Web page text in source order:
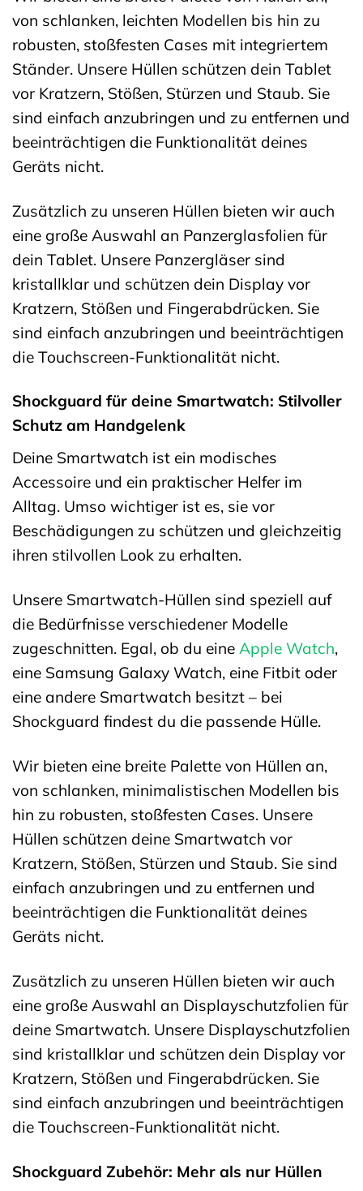
von schlanken, leichten Modellen bis hin zu
robusten, stoßfesten Cases mit integriertem
Ständer. Unsere Hüllen schützen dein Tablet
vor Kratzern, Stößen, Stürzen und Staub. Sie
sind einfach anzubringen und zu entfernen und
beeinträchtigen die Funktionalität deines
Geräts nicht.
Zusätzlich zu unseren Hüllen bieten wir auch
eine große Auswahl an Panzerglasfolien für
dein Tablet. Unsere Panzergläser sind
kristallklar und schützen dein Display vor
Kratzern, Stößen und Fingerabdrücken. Sie
sind einfach anzubringen und beeinträchtigen
die Touchscreen-Funktionalität nicht.
Shockguard für deine Smartwatch: Stilvoller
Schutz am Handgelenk
Deine Smartwatch ist ein modisches
Accessoire und ein praktischer Helfer im
Alltag. Umso wichtiger ist es, sie vor
Beschädigungen zu schützen und gleichzeitig
ihren stilvollen Look zu erhalten.
Unsere Smartwatch-Hüllen sind speziell auf
die Bedürfnisse verschiedener Modelle
zugeschnitten. Egal, ob du eine Apple Watch,
eine Samsung Galaxy Watch, eine Fitbit oder
eine andere Smartwatch besitzt – bei
Shockguard findest du die passende Hülle.
Wir bieten eine breite Palette von Hüllen an,
von schlanken, minimalistischen Modellen bis
hin zu robusten, stoßfesten Cases. Unsere
Hüllen schützen deine Smartwatch vor
Kratzern, Stößen, Stürzen und Staub. Sie sind
einfach anzubringen und zu entfernen und
beeinträchtigen die Funktionalität deines
Geräts nicht.
Zusätzlich zu unseren Hüllen bieten wir auch
eine große Auswahl an Displayschutzfolien für
deine Smartwatch. Unsere Displayschutzfolien
sind kristallklar und schützen dein Display vor
Kratzern, Stößen und Fingerabdrücken. Sie
sind einfach anzubringen und beeinträchtigen
die Touchscreen-Funktionalität nicht.
Shockguard Zubehör: Mehr als nur Hüllen